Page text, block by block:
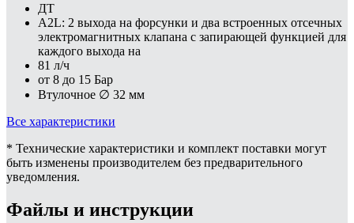
ДТ
A2L: 2 выхода на форсунки и два встроенных отсечных
электромагнитных клапана с запирающей функцией для
каждого выхода на
81 л/ч
от 8 до 15 Бар
Втулочное ∅ 32 мм
Все характеристики
* Технические характеристики и комплект поставки могут
быть изменены производителем без предварительного
уведомления.
Файлы и инструкции